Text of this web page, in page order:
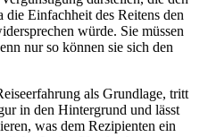
Einfachheit des Reitens den
würde. Sie müssen
nur so können sie sich den
als Grundlage, tritt
in den Hintergrund und lässt
was dem Rezipienten ein